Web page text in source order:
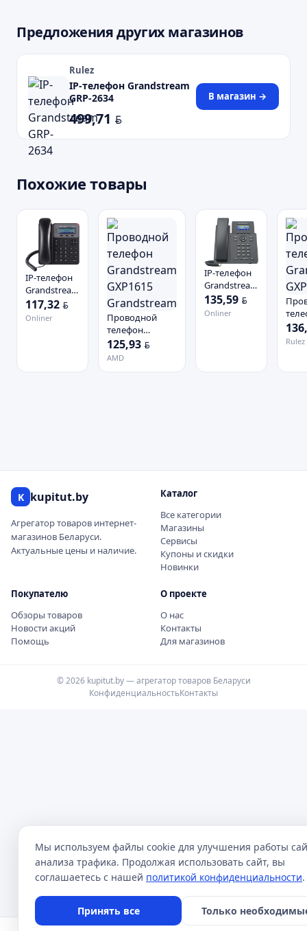
Предложения других магазинов
Rulez
IP-телефон Grandstream
GRP-2634
499,71 BYN
В магазин →
Похожие товары
IP-телефон
Grandstream
GXP1610
117,32 BYN
Onliner
Проводной
телефон
Grandstream
GXP1615
125,93 BYN
AMD
IP-телефон
Grandstream
GRP2601P
135,59 BYN
Onliner
Rulez
K kupitut.by
Агрегатор товаров интернет-
магазинов Беларуси.
Актуальные цены и наличие.
Каталог
Все категории
Магазины
Сервисы
Купоны и скидки
Новинки
Покупателю
Обзоры товаров
Новости акций
Помощь
О проекте
О нас
Контакты
Для магазинов
© 2026 kupitut.by — агрегатор товаров Беларуси
КонфиденциальностьКонтакты
Мы используем файлы cookie для улучшения работы
анализа трафика. Продолжая использовать сайт, вы
соглашаетесь с нашей политикой конфиденциальности.
Принять все Только